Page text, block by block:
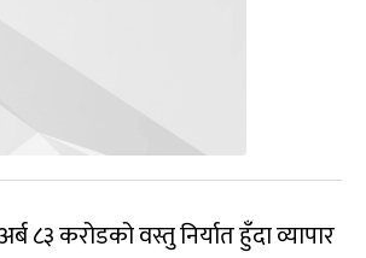
८३ करोडको वस्तु निर्यात हुँदा व्यापार